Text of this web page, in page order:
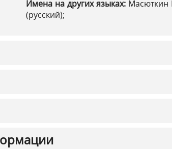
Имена на других языках: Масюткин
(русский);